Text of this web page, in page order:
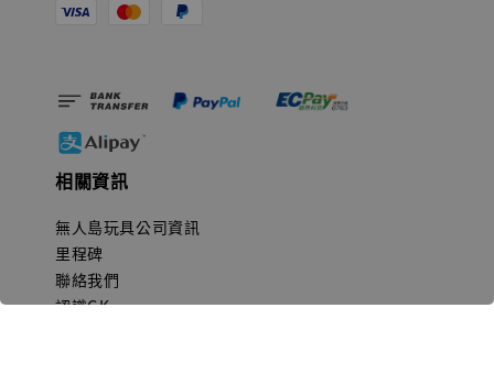
相關資訊
無人島玩具公司資訊
里程碑
聯絡我們
認識GK